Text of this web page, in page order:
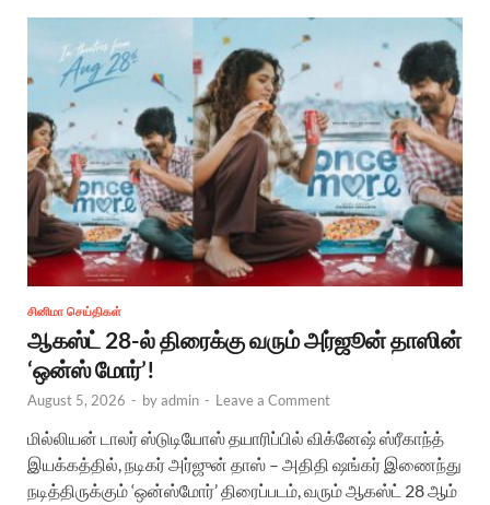
சினிமா செய்திகள்
ஆகஸ்ட் 28-ல் திரைக்கு வரும் அர்ஜூன் தாஸின்
‘ஒன்ஸ் மோர்’!
August 5, 2026 - byadmin - Leave a Comment
மில்லியன் டாலர் ஸ்டுடியோஸ் தயாரிப்பில் விக்னேஷ் ஸ்ரீகாந்த்
இயக்கத்தில், நடிகர் அர்ஜுன் தாஸ் – அதிதி ஷங்கர் இணைந்து
நடித்திருக்கும் ‘ஒன்ஸ்மோர்’ திரைப்படம், வரும் ஆகஸ்ட் 28 ஆம்